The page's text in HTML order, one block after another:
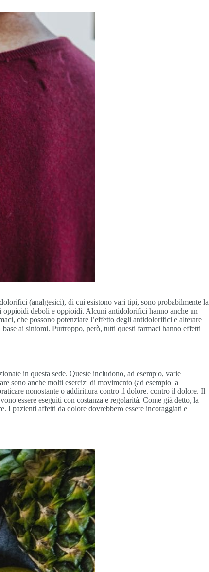
(analgesici), di cui esistono vari tipi, sono probabilmente la
oppioidi deboli e oppioidi. Alcuni antidolorifici hanno anche un
che possono potenziare l’effetto degli antidolorifici e alterare
ai sintomi. Purtroppo, però, tutti questi farmaci hanno effetti
in questa sede. Queste includono, ad esempio, varie
sono anche molti esercizi di movimento (ad esempio la
nonostante o addirittura contro il dolore. contro il dolore. Il
essere eseguiti con costanza e regolarità. Come già detto, la
I pazienti affetti da dolore dovrebbero essere incoraggiati e